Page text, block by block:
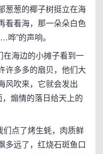
葱葱的椰子树挺立在海
看看海，那一朵朵白色
”的声响。
海边的小摊子看到一
许多多的扇贝，他们大
风吹来，它就会发出
煽情的落日给天上的
点了烤生蚝，肉质鲜
多远了，红烧石斑鱼口